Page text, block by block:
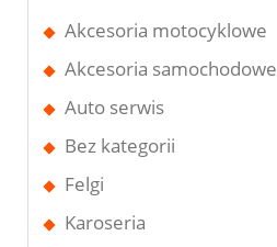
Akcesoria motocyklowe
Akcesoria samochodowe
Auto serwis
Bez kategorii
Felgi
Karoseria